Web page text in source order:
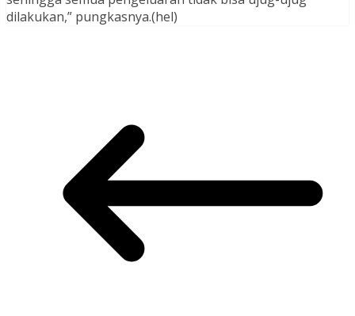
dilakukan,” pungkasnya.(hel)